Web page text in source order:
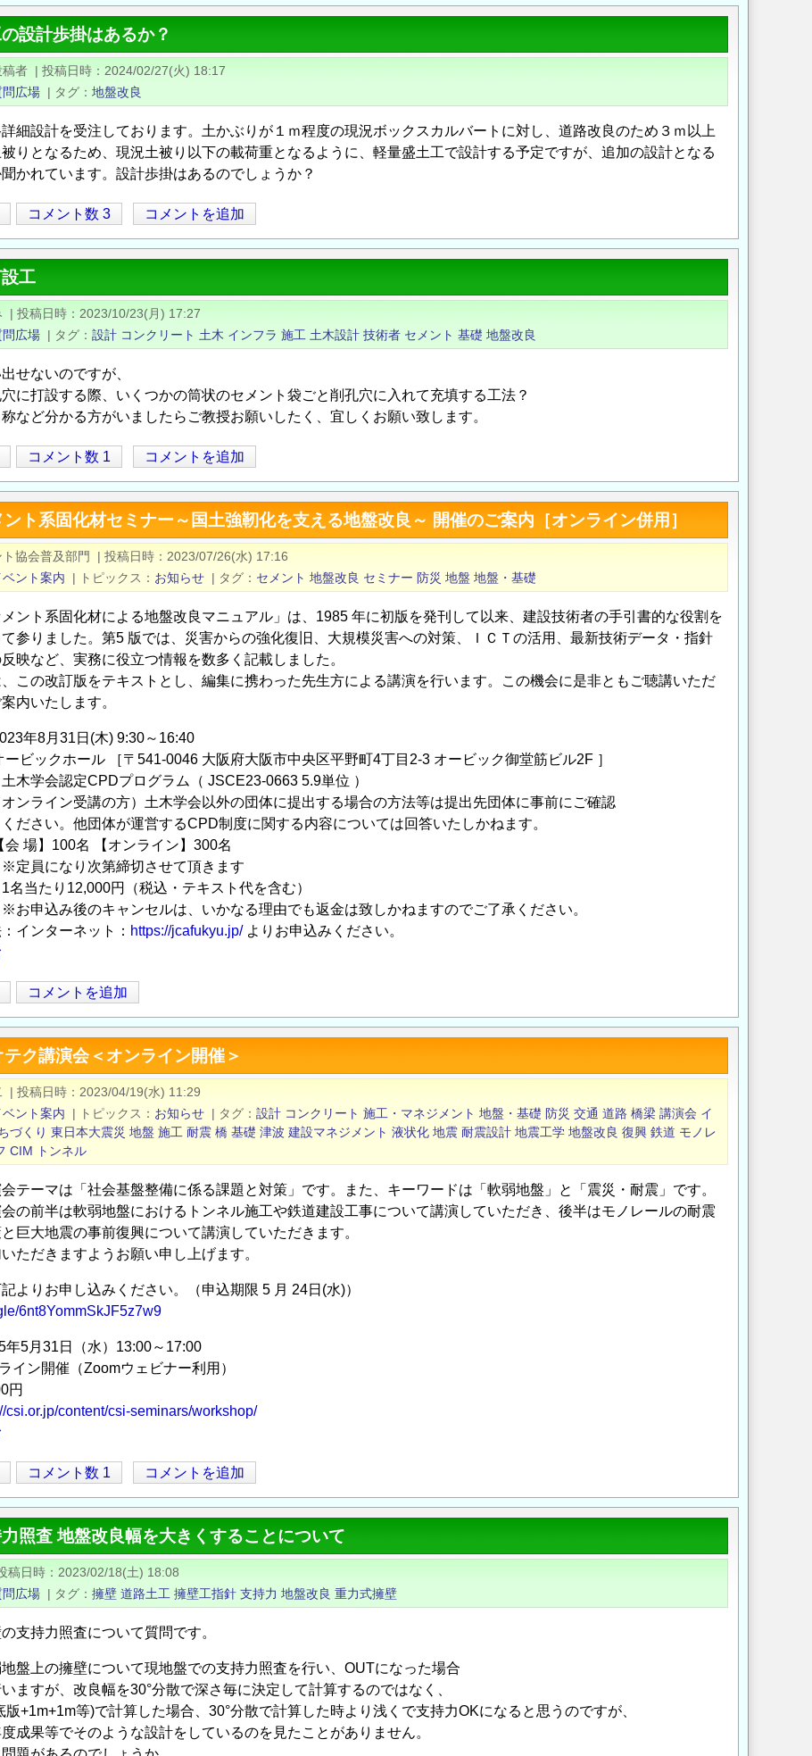
設計歩掛はあるか？
稿者 | 投稿日時
2024/02/27(火) 18:17
問広場 | タグ 地盤改良
細設計を受注しております。土かぶりが１ｍ程度の現況ボックスカルバートに対し、道路改良のため３ｍ以上
りとなるため、現況土被り以下の載荷重となるように、軽量盛土工で設計する予定ですが、追加の設計となる
かれています。設計歩掛はあるのでしょうか？
コメント数 3 コメントを追加
工
| 投稿日時
2023/10/23(月) 17:27
問広場 | タグ 設計 コンクリート 土木 インフラ 施工 土木設計 技術者 セメント 基礎 地盤改良
せないのですが、
に打設する際、いくつかの筒状のセメント袋ごと削孔穴に入れて充填する工法？
など分かる方がいましたらご教授お願いしたく、宜しくお願い致します。
コメント数 1 コメントを追加
ト系固化材セミナー～国土強靭化を支える地盤改良～ 開催のご案内［オンライン併用］
協会普及部門 | 投稿日時
2023/07/26(水) 17:16
ベント案内 | トピックス お知らせ | タグ セメント 地盤改良 セミナー 防災 地盤 地盤・基礎
メント系固化材による地盤改良マニュアル」は、1985 年に初版を発刊して以来、建設技術者の手引書的な役割を
参りました。第5 版では、災害からの強化復旧、大規模災害への対策、ＩＣＴの活用、最新技術データ・指針
映など、実務に役立つ情報を数多く記載しました。
この改訂版をテキストとし、編集に携わった先生方による講演を行います。この機会に是非ともご聴講いただ
内いたします。
年8月31日(木) 9:30～16:40
ービックホール ［〒541-0046 大阪府大阪市中央区平野町4丁目2-3 オービック御堂筋ビル2F ］
木学会認定CPDプログラム（ JSCE23-0663 5.9単位 ）
受講の方）土木学会以外の団体に提出する場合の方法等は提出先団体に事前にご確認
団体が運営するCPD制度に関する内容については回答いたしかねます。
会 場】100名 【オンライン】300名
り次第締切させて頂きます
名当たり12,000円（税込・テキスト代を含む）
のキャンセルは、いかなる理由でも返金は致しかねますのでご了承ください。
インターネット： https://jcafukyu.jp/よりお申込みください。
コメントを追加
ク講演会＜オンライン開催＞
| 投稿日時
2023/04/19(水) 11:29
ベント案内 | トピックス お知らせ | タグ 設計 コンクリート 施工・マネジメント 地盤・基礎 防災 交通 道路 橋梁 講演会 イ
づくり 東日本大震災 地盤 施工 耐震 橋 基礎 津波 建設マネジメント 液状化 地震 耐震設計 地震工学 地盤改良 復興 鉄道 モノレ
CIM トンネル
テーマは「社会基盤整備に係る課題と対策」です。また、キーワードは「軟弱地盤」と「震災・耐震」です。
の前半は軟弱地盤におけるトンネル施工や鉄道建設工事について講演していただき、後半はモノレールの耐震
巨大地震の事前復興について講演していただきます。
ただきますようお願い申し上げます。
よりお申し込みください。（申込期限 5 月 24日(水)）
6nt8YommSkJF5z7w9
年5月31日（水）13:00～17:00
イン開催（Zoomウェビナー利用）
円
csi.or.jp/content/csi-seminars/workshop/
コメント数 1 コメントを追加
照査 地盤改良幅を大きくすることについて
稿日時
2023/02/18(土) 18:08
問広場 | タグ 擁壁 道路土工 擁壁工指針 支持力 地盤改良 重力式擁壁
支持力照査について質問です。
盤上の擁壁について現地盤での支持力照査を行い、OUTになった場合
ますが、改良幅を30°分散で深さ毎に決定して計算するのではなく、
版+1m+1m等)で計算した場合、30°分散で計算した時より浅くで支持力OKになると思うのですが、
成果等でそのような設計をしているのを見たことがありません。